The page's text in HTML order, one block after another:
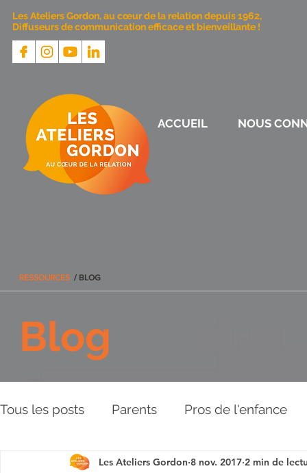
Les Ateliers Gordon, au cœur de la relation depuis 1962,
Diffuseurs de communication efficace et bienveillante !
RESSOURCES / BLOG
Blog
Tous les posts Parents Pros de l'enfance
Les Piliers de l'Approche Relations aux
Les Ateliers Gordon 8 nov. 2017 2 min de
ACCUEIL NOUS